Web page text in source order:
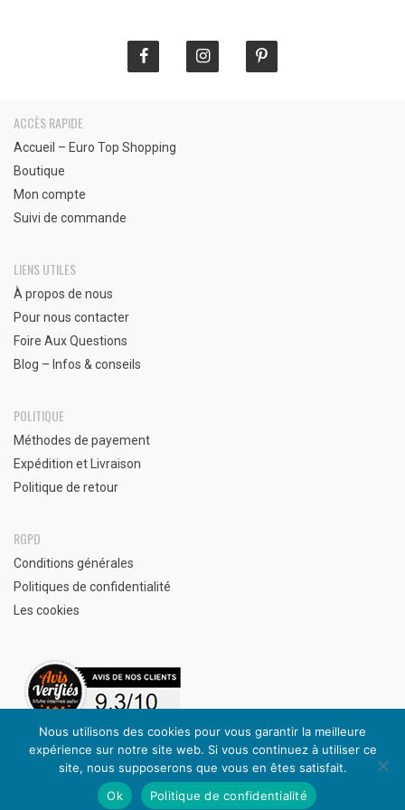
ACCÈS RAPIDE
Accueil – Euro Top Shopping
Boutique
Mon compte
Suivi de commande
LIENS UTILES
À propos de nous
Pour nous contacter
Foire Aux Questions
Blog – Infos & conseils
POLITIQUE
Méthodes de payement
Expédition et Livraison
Politique de retour
RGPD
Conditions générales
Politiques de confidentialité
Les cookies
Avis clients vérifiés
Nous utilisons des cookies pour vous garantir la meilleure
expérience sur notre site web. Si vous continuez à utiliser ce
site, nous supposerons que vous en êtes satisfait.
Ok
Politique de confidentialité